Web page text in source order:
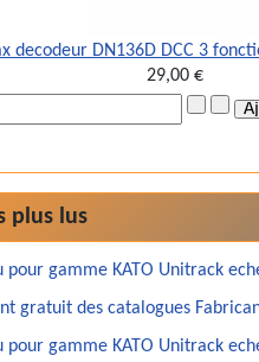
decodeur DN136D DCC 3
29,00 €
plus lus
pour gamme KATO Unitrack
gratuit des catalogues
pour gamme KATO Unitrack